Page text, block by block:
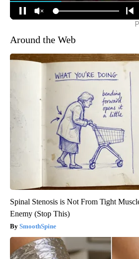
Around the Web
Spinal Stenosis is Not From Tight
Enemy (Stop This)
SmoothSpine